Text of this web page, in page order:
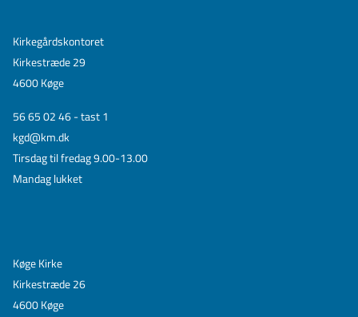
Kirkegårdskontoret
Kirkestræde 29
4600 Køge
56 65 02 46 - tast 1
kgd@km.dk
Tirsdag til fredag 9.00-13.00
Mandag lukket
Køge Kirke
Kirkestræde 26
4600 Køge